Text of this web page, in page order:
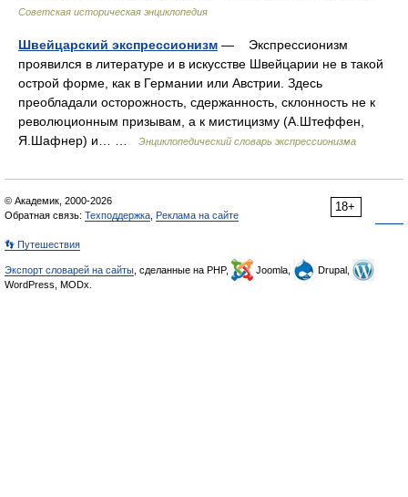
Советская историческая энциклопедия
Швейцарский экспрессионизм — Экспрессионизм
проявился в литературе и в искусстве Швейцарии не в такой
острой форме, как в Германии или Австрии. Здесь
преобладали осторожность, сдержанность, склонность не к
революционным призывам, а к мистицизму (А.Штеффен,
Я.Шафнер) и… …
Энциклопедический словарь экспрессионизма
18+
© Академик, 2000-2026
Обратная связь: Техподдержка Реклама на сайте
👣 Путешествия
Экспорт словарей на сайты , сделанные на PHP, Joomla,
Drupal,
WordPress, MODx.